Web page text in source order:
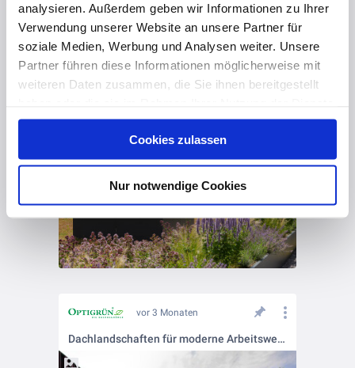
analysieren. Außerdem geben wir Informationen zu Ihrer
Verwendung unserer Website an unsere Partner für
soziale Medien, Werbung und Analysen weiter. Unsere
Partner führen diese Informationen möglicherweise mit
weiteren Daten zusammen, die Sie ihnen bereitgestellt
gesammelt haben. Hier finden Sie Informationen zum
und unserImpressum.
Cookies zulassen
Nur notwendige Cookies
vor 3 Monaten
vor 3 Monaten
Dachlandschaften für moderne Arbeitswelten am Sparkassen Campus in Bremen.